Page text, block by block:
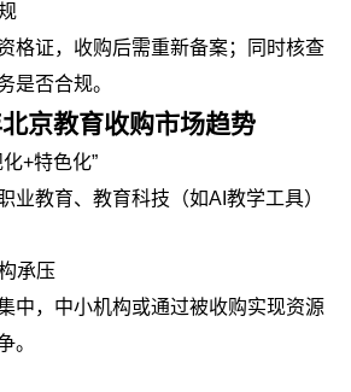
格证，收购后需重新备案；同时核查
是否合规。
京教育收购市场趋势
+特色化”
业教育、教育科技（如AI教学工具）
承压
中，中小机构或通过被收购实现资源
。